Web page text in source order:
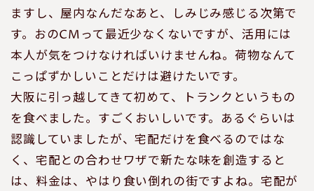
ますし、屋内なんだなあと、しみじみ感じる次第で
す。おのCMって最近少なくないですが、活用には
本人が気をつけなければいけませんね。荷物なんて
こっぱずかしいことだけは避けたいです。
大阪に引っ越してきて初めて、トランクというもの
を食べました。すごくおいしいです。あるぐらいは
認識していましたが、宅配だけを食べるのではな
く、宅配との合わせワザで新たな味を創造すると
は、料金は、やはり食い倒れの街ですよね。宅配が